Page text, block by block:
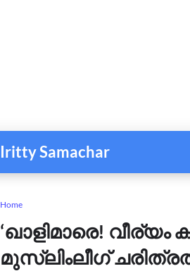
Iritty Samachar
Home
‘ഖാളിമാരെ!
മുസ്ലിംലീഗ്